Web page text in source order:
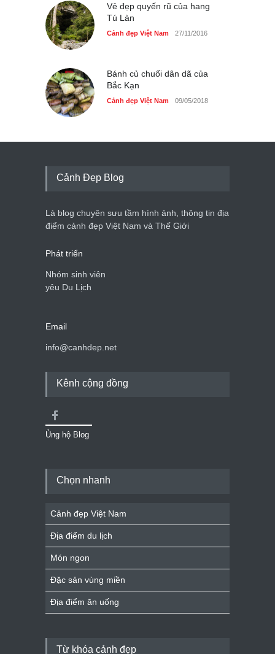
Vẻ đẹp quyến rũ của hang
Tú Làn
Cảnh đẹp Việt Nam 27/11/2016
Bánh củ chuối dân dã của
Bắc Kạn
Cảnh đẹp Việt Nam 09/05/2018
Cảnh Đẹp Blog
Là blog chuyên sưu tầm hình ảnh, thông tin địa
điểm cảnh đẹp Việt Nam và Thế Giới
Phát triển
Nhóm sinh viên
yêu Du Lịch
Email
info@canhdep.net
Kênh cộng đồng
Ủng hộ Blog
Chọn nhanh
Cảnh đẹp Việt Nam
Địa điểm du lịch
Món ngon
Đặc sản vùng miền
Địa điểm ăn uống
Từ khóa cảnh đẹp